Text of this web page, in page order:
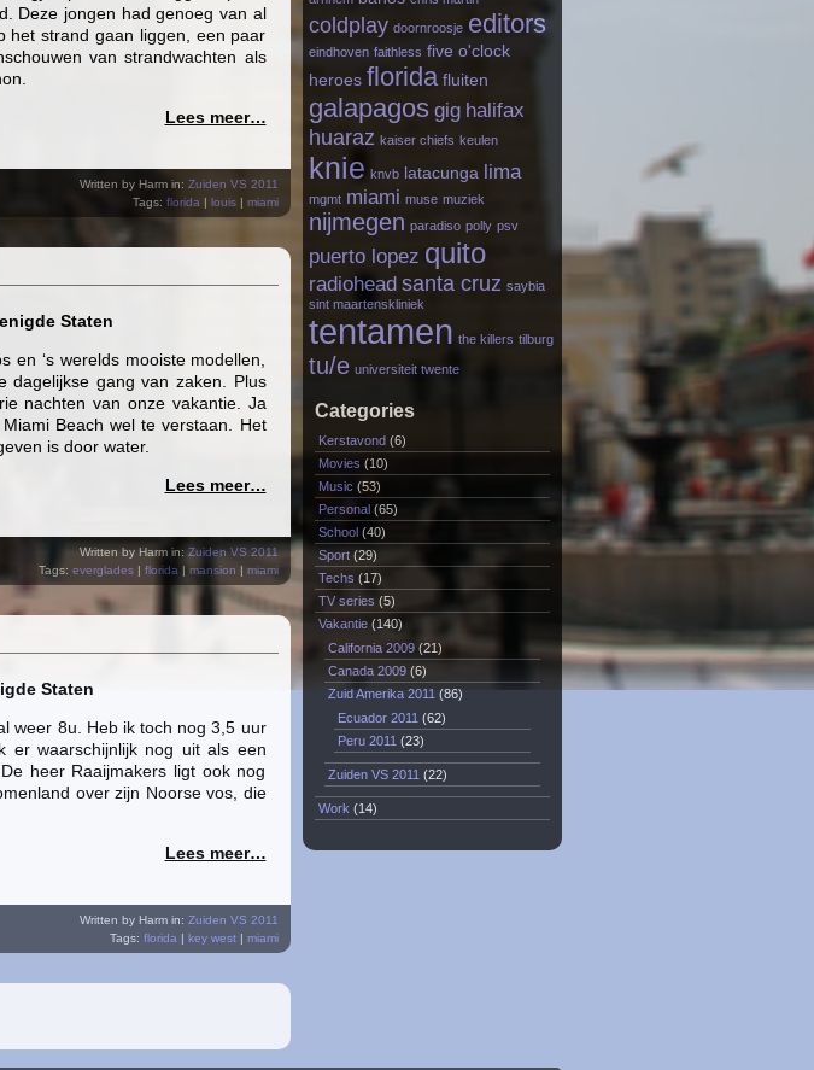
Deze jongen had genoeg van al
het strand gaan liggen, een paar
van strandwachten als
Lees meer…
Written by Harm in: Zuiden VS 2011
Tags: florida | louis| miami
Staten
‘s werelds mooiste modellen,
dagelijkse gang van zaken. Plus
nachten van onze vakantie. Ja
Beach wel te verstaan. Het
is door water.
Lees meer…
Written by Harm in:Zuiden VS 2011
Tags: everglades| florida | mansion | miami
Staten
weer 8u. Heb ik toch nog 3,5 uur
er waarschijnlijk nog uit als een
heer Raaijmakers ligt ook nog
over zijn Noorse vos, die
Lees meer…
Written by Harm in: Zuiden VS 2011
Tags: florida | key west| miami
coldplay doornroosje editors
eindhoven faithless five o'clock
heroes florida fluiten
galapagos gig halifax
huaraz kaiser chiefs keulen
knie knvb latacunga lima
mgmt miami muse muziek
nijmegen paradiso polly psv
puerto lopez quito
radiohead santa cruz saybia
sint maartenskliniek
tentamen the killers tilburg
tu/e universiteit twente
Categories
Kerstavond(6)
Movies (10)
Music (53)
Personal(65)
School(40)
Sport(29)
Techs (17)
TV series (5)
Vakantie(140)
California 2009(21)
Canada 2009(6)
Zuid Amerika 2011 (86)
Ecuador 2011 (62)
Peru 2011 (23)
Zuiden VS 2011 (22)
Work (14)